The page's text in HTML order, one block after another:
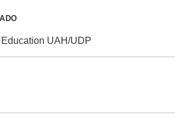
Education UAH/UDP